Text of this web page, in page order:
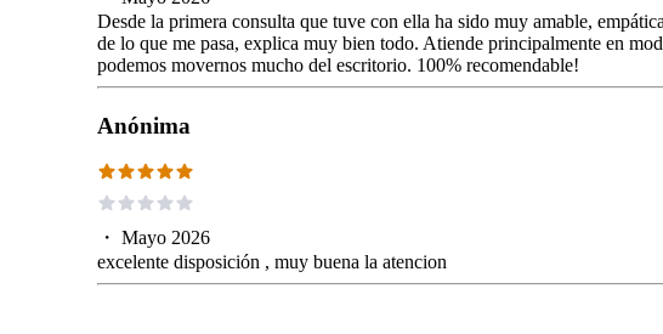
Desde la primera consulta que tuve con ella ha sido muy amable,
de lo que me pasa, explica muy bien todo. Atiende principalmente en
podemos movernos mucho del escritorio. 100% recomendable!
Anónima
・ Mayo 2026
excelente disposición , muy buena la atencion